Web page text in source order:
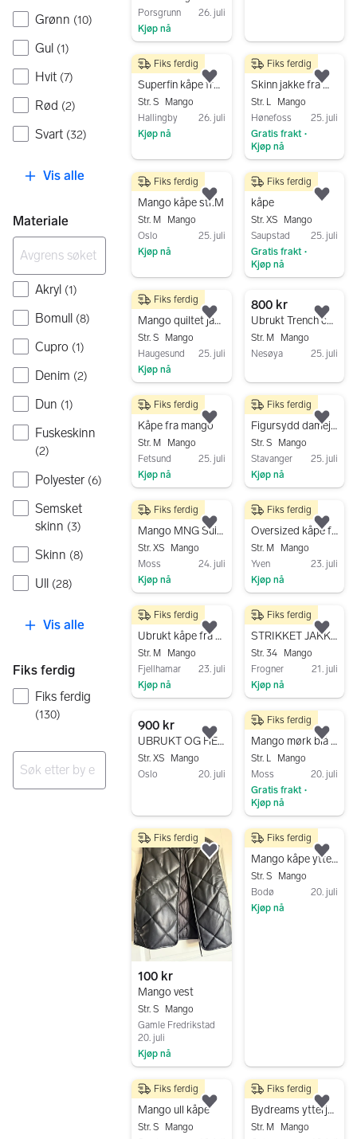
Grønn (10)
Gul (1)
Hvit (7)
Rød (2)
Svart (32)
Vis alle
Materiale
Akryl (1)
Bomull (8)
Cupro (1)
Denim (2)
Dun (1)
Fuskeskinn
(2)
Polyester (6)
Semsket
skinn (3)
Skinn (8)
Ull (28)
Vis alle
Fiks ferdig
Fiks ferdig
(130)
Porsgrunn
26. juli
Kjøp nå
200 kr
Superfin kåpe fra MANGO str S🤎
Str. S
Mango
Hallingby
26. juli
Kjøp nå
Fiks ferdig
Legg til som favoritt.
Gå til annonsen
500 kr
Skinn jakke fra Mango str L
Str. L
Mango
Hønefoss
25. juli
Gratis frakt •
Kjøp nå
Fiks ferdig
500 kr
Mango kåpe str.M
Str. M
Mango
Oslo
25. juli
Kjøp nå
Fiks ferdig
Legg til som favoritt.
Gå til annonsen
150 kr
kåpe
Str. XS
Mango
Saupstad
25. juli
Gratis frakt •
Kjøp nå
Fiks ferdig
400 kr
Mango quiltet jakke grønn str S
Str. S
Mango
Haugesund
25. juli
Kjøp nå
Fiks ferdig
Legg til som favoritt.
800 kr
Ubrukt Trench coat/ kappe
Str. M
Mango
Nesøya
25. juli
150 kr
Kåpe fra mango
Str. M
Mango
Fetsund
25. juli
Kjøp nå
Fiks ferdig
Legg til som favoritt.
350 kr
Figursydd damejakke fra MANGO Italia – Str. S
Str. S
Mango
Stavanger
25. juli
Kjøp nå
Fiks ferdig
400 kr
Mango MNG Suit Brun
Str. XS
Mango
Moss
24. juli
Kjøp nå
Fiks ferdig
Legg til som favoritt.
100 kr
Oversized kåpe fra Mango
Str. M
Mango
Yven
23. juli
Kjøp nå
Fiks ferdig
1 300 kr
Ubrukt kåpe fra Mango
Str. M
Mango
Fjellhamar
23. juli
Kjøp nå
Fiks ferdig
Legg til som favoritt.
275 kr
STRIKKET JAKKE MED LOMMER Mango.Str 34
Str. 34
Mango
Frogner
21. juli
Kjøp nå
Fiks ferdig
900 kr
UBRUKT OG HELT NY Mango Jakke Brun XS Dame
Str. XS
Mango
Oslo
20. juli
Legg til som favoritt.
450 kr
Mango mørk blå ullkåpe str.L
Str. L
Mango
Moss
20. juli
Gratis frakt •
Kjøp nå
Fiks ferdig
100 kr
Mango vest
Str. S
Mango
Gamle Fredrikstad
20. juli
Kjøp nå
Fiks ferdig
Legg til som favoritt.
550 kr
Mango kåpe ytterjakke S svart dame
Str. S
Mango
Bodø
20. juli
Kjøp nå
Fiks ferdig
600 kr
Mango ull kåpe
Str. S
Mango
Fiks ferdig
Legg til som favoritt.
1 400 kr
Bydreams ytterjakke ull str M
Str. M
Mango
Fiks ferdig